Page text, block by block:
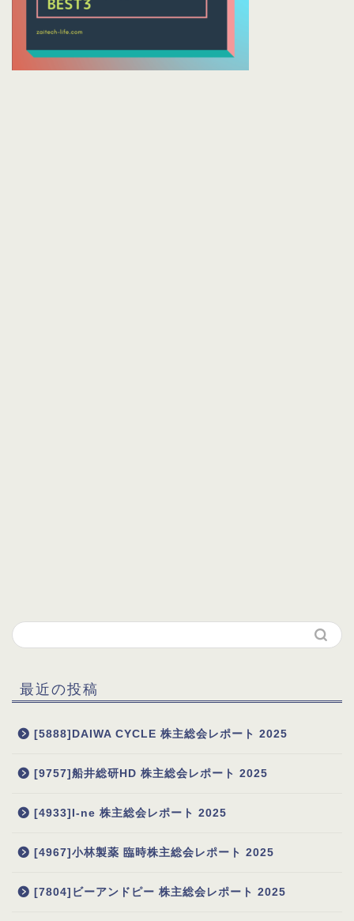
最近の投稿
[5888]DAIWA CYCLE 株主総会レポート 2025
[9757]船井総研HD 株主総会レポート 2025
[4933]I-ne 株主総会レポート 2025
[4967]小林製薬 臨時株主総会レポート 2025
[7804]ビーアンドピー 株主総会レポート 2025